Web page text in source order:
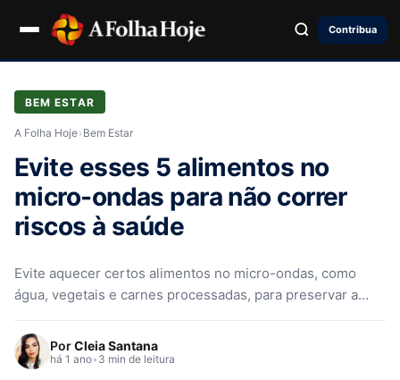
Contribua
BEM ESTAR
A Folha Hoje› Bem Estar
Evite esses 5 alimentos no
micro-ondas para não correr
riscos à saúde
Evite aquecer certos alimentos no micro-ondas, como
água, vegetais e carnes processadas, para preservar a
PorCleia Santana
há 1 ano• 3 min de leitura